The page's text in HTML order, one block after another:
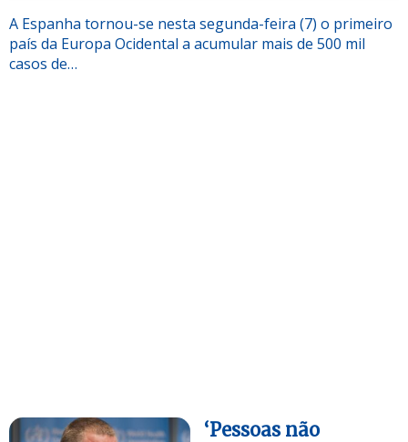
A Espanha tornou-se nesta segunda-feira (7) o primeiro
país da Europa Ocidental a acumular mais de 500 mil
casos de…
‘Pessoas não